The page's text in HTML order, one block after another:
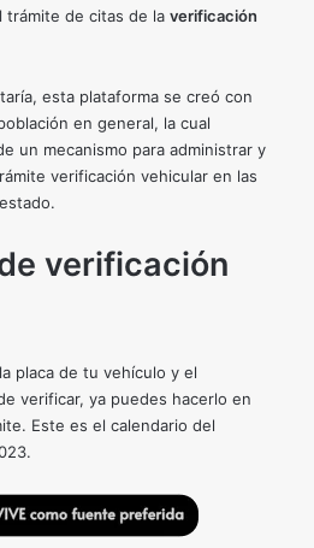
trámite de citas de la verificación
esta plataforma se creó con
en general, la cual
un mecanismo para administrar y
verificación vehicular en las
verificación
placa de tu vehículo y el
verificar, ya puedes hacerlo en
Este es el calendario del